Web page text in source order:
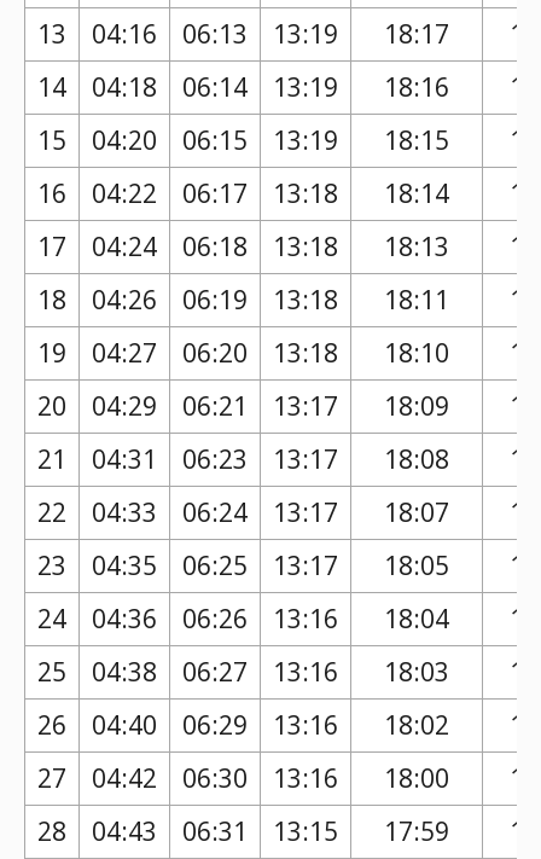
13 04:16 06:13 13:19 18:17
14
04:18 06:14 13:19 18:16
15
04:20 06:15 13:19 18:15
16
04:22 06:17 13:18 18:14
17
04:24 06:18 13:18 18:13
18
04:26 06:19 13:18 18:11
19
04:27 06:20 13:18 18:10
20
04:29 06:21 13:17 18:09
21
04:31 06:23 13:17 18:08
22
04:33 06:24 13:17 18:07
23
04:35 06:25 13:17 18:05
24
04:36 06:26 13:16 18:04
25
04:38 06:27 13:16 18:03
26
04:40 06:29 13:16 18:02
27
04:42 06:30 13:16 18:00
28
04:43 06:31 13:15 17:59